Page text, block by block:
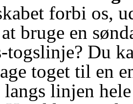
forbi os,
bruge en
togslinje? Du
toget til en
langs linjen